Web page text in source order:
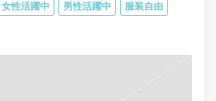
女性活躍中 男性活躍中 服装自由